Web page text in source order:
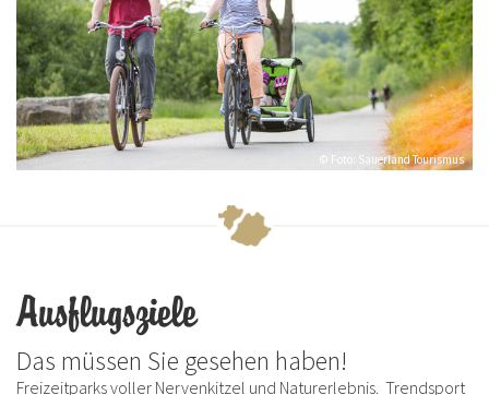
© Foto: Sauerland Tourismus
Ausflugsziele
Das müssen Sie gesehen haben!
Freizeitparks voller Nervenkitzel und Naturerlebnis. Trendsport